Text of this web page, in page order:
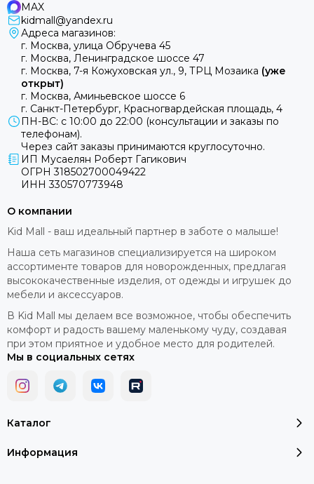
MAX
kidmall@yandex.ru
Адреса магазинов:
г. Москва, улица Обручева 45
г. Москва, Ленинградское шоссе 47
г. Москва, 7-я Кожуховская ул., 9, ТРЦ Мозаика (уже
открыт)
г. Москва, Аминьевское шоссе 6
г. Санкт-Петербург, Красногвардейская площадь, 4
ПН-ВС: с 10:00 до 22:00 (консультации и заказы по
телефонам).
Через сайт заказы принимаются круглосуточно.
ИП Мусаелян Роберт Гагикович
ОГРН 318502700049422
ИНН 330570773948
Каталог
Информация
О компании
Kid Mall - ваш идеальный партнер в заботе о малыше!
Наша сеть магазинов специализируется на широком
ассортименте товаров для новорожденных, предлагая
высококачественные изделия, от одежды и игрушек до
мебели и аксессуаров.
В Kid Mall мы делаем все возможное, чтобы обеспечить
комфорт и радость вашему маленькому чуду, создавая
при этом приятное и удобное место для родителей.
Мы в социальных сетях